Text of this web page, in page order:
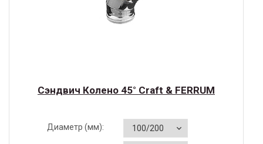
Сэндвич Колено 45° Craft & FERRUM
Диаметр (мм):